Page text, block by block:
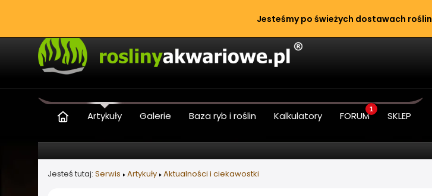
Jesteśmy po świeżych dostawach roślin
Artykuły Galerie Baza ryb i roślin Kalkulatory FORUM
1
SKLEP
Jesteś tutaj: Serwis Artykuły Aktualności i ciekawostki